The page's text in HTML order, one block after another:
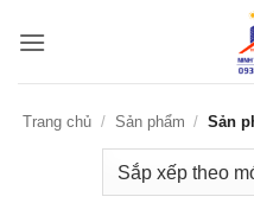
qua
Trang chủ / Sản phẩm / Sản